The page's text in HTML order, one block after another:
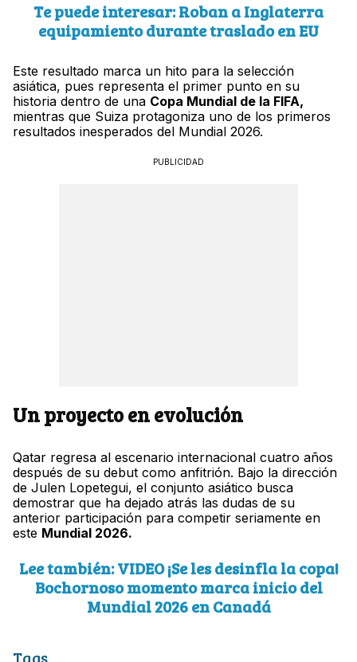
Te puede interesar: Roban a Inglaterra
equipamiento durante traslado en EU
Este resultado marca un hito para la selección
asiática, pues representa el primer punto en su
historia dentro de una Copa Mundial de la FIFA,
mientras que Suiza protagoniza uno de los primeros
resultados inesperados del Mundial 2026.
PUBLICIDAD
Un proyecto en evolución
Qatar regresa al escenario internacional cuatro años
después de su debut como anfitrión. Bajo la dirección
de Julen Lopetegui, el conjunto asiático busca
demostrar que ha dejado atrás las dudas de su
anterior participación para competir seriamente en
este Mundial 2026.
Lee también: VIDEO ¡Se les desinfla la copa!
Bochornoso momento marca inicio del
Mundial 2026 en Canadá
Tags